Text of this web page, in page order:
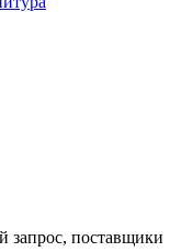
запрос, поставщики